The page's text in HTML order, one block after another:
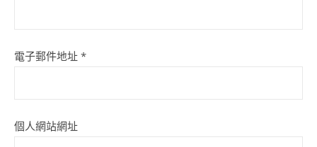
電子郵件地址 *
個人網站網址